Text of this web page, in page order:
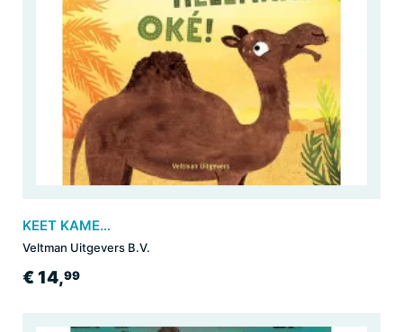
KEET KAMEEL voelt zich helemaal OKÉ!
Veltman Uitgevers B.V.
€ 14,99